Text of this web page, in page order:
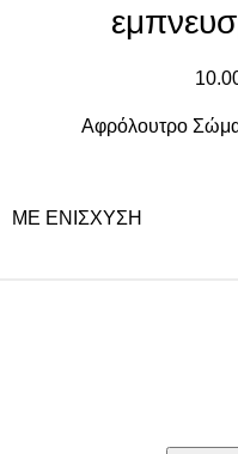
Αφρόλουτρο
ΜΕ ΕΝΊΣΧΥΣΗ